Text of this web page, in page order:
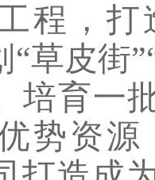
程，打
“草皮街
培育一
势资